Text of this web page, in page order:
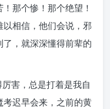
那个惨！那个绝望！
相信，他们会说，邪
，就深深懂得前辈的
害，总是打着是我自
迟早会来，之前的黄